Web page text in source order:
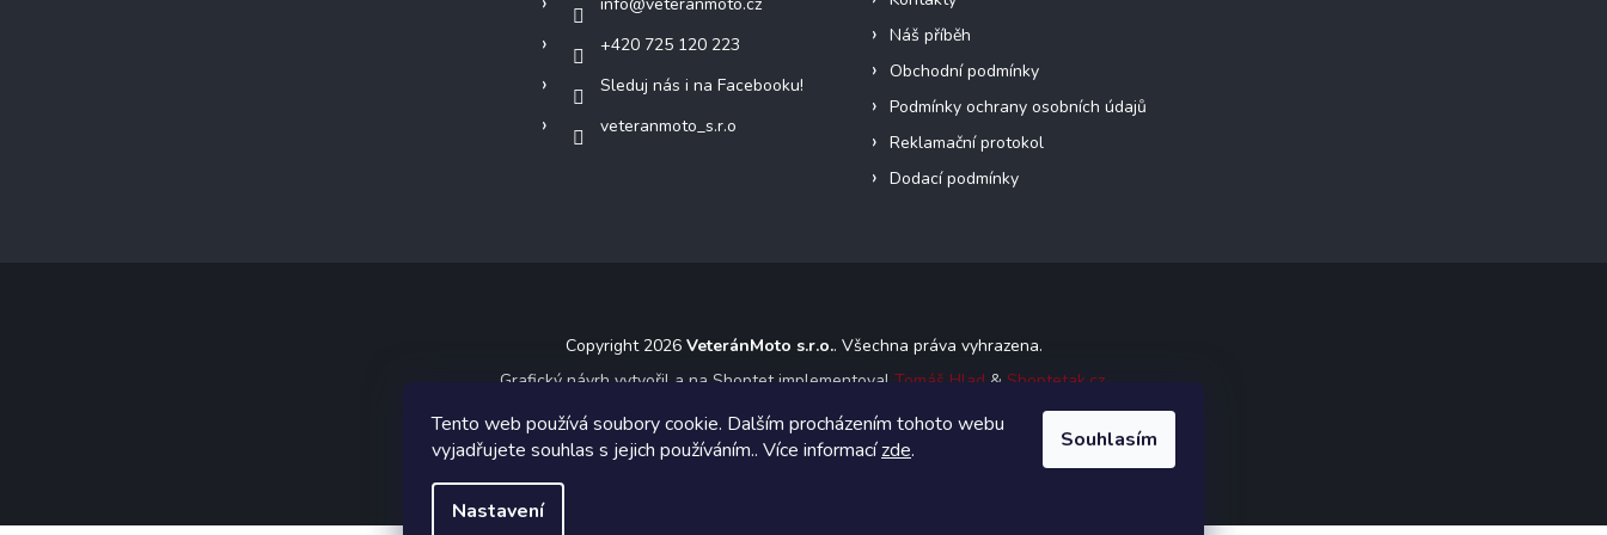
Tento web používá soubory cookie. Dalším procházením tohoto webu
vyjadřujete souhlas s jejich používáním.. Více informacízde.
Nastavení
Souhlasím
+420 725 120 223
Sleduj nás i na Facebooku!
veteranmoto_s.r.o
Náš příběh
Obchodní podmínky
Podmínky ochrany osobních údajů
Reklamační protokol
Dodací podmínky
Copyright 2026 VeteránMoto s.r.o.. Všechna práva vyhrazena.
Grafický návrh vytvořil a na Shoptet implementoval Tomáš Hlad & Shoptetak.cz.
Vytvořil Shoptet